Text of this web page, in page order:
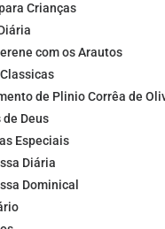
Crianças
com os Arautos
de Plinio Corrêa de
Deus
Especiais
Diária
Dominical